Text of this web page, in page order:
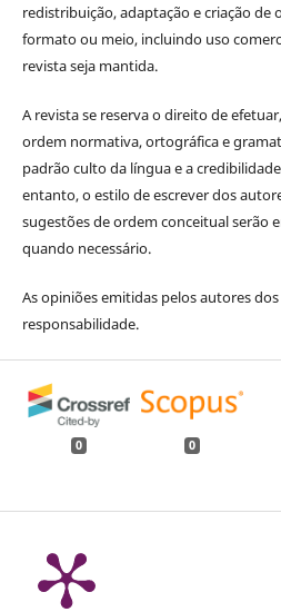
redistribuição, adaptação e criação de
formato ou meio, incluindo uso
revista seja mantida.
A revista se reserva o direito de
ordem normativa, ortográfica e
padrão culto da língua e a
entanto, o estilo de escrever dos
sugestões de ordem conceitual serão
quando necessário.
As opiniões emitidas pelos autores
responsabilidade.
0 0